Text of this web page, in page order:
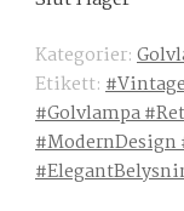
Kategorier:
Etikett:
#Golvlampa